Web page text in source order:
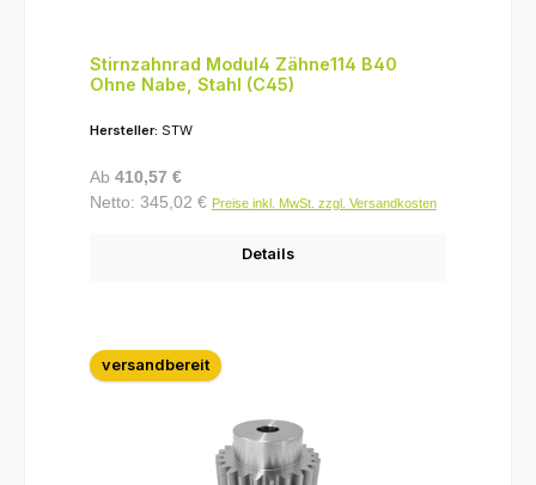
Stirnzahnrad Modul4 Zähne114 B40
Ohne Nabe, Stahl (C45)
Hersteller: STW
Regulärer Preis:
Ab 410,57 €
Netto: 345,02 € Preise inkl. MwSt. zzgl. Versandkosten
Details
versandbereit